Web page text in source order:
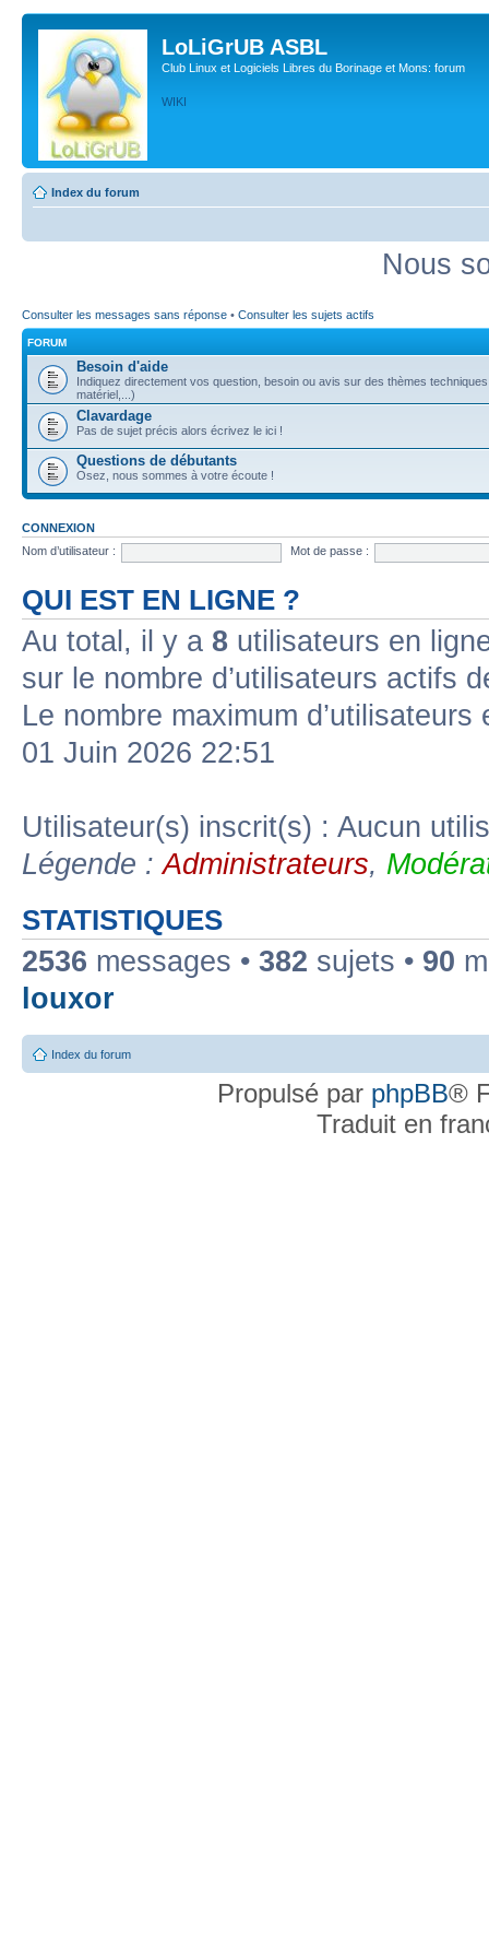
LoLiGrUB ASBL
Club Linux et Logiciels Libres du Borinage et Mons: forum
WIKI
Index du forum
Nous
Consulter les messages sans réponse • Consulter les sujets actifs
FORUM
Besoin d'aide
Indiquez directement vos question, besoin ou avis sur des thèmes
matériel,...)
Clavardage
Pas de sujet précis alors écrivez le ici !
Questions de débutants
Osez, nous sommes à votre écoute !
CONNEXION
Nom d’utilisateur :
Mot de passe :
QUI EST EN LIGNE ?
Au total, il y a 8 utilisateurs en
sur le nombre d’utilisateurs actifs
Le nombre maximum
01 Juin 2026 22:51
Utilisateur(s) inscrit(s) : Aucun
Légende :Administrateurs,
STATISTIQUES
2536 messages • 382 sujets • 90
louxor
Index du forum
Propulsé par phpBB®
Traduit en